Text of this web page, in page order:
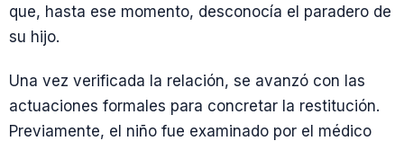
que, hasta ese momento, desconocía el paradero de
su hijo.
Una vez verificada la relación, se avanzó con las
actuaciones formales para concretar la restitución.
Previamente, el niño fue examinado por el médico